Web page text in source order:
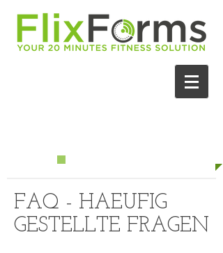
FAQ - HAEUFIG
GESTELLTE FRAGEN